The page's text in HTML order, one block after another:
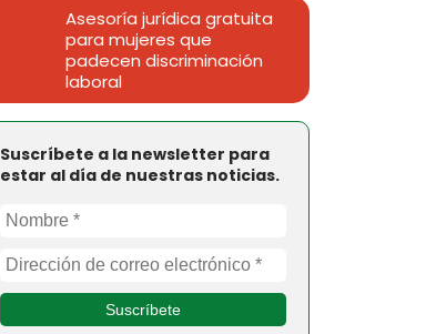
Asesoría jurídica gratuita
para mujeres que
padecen discriminación
laboral
Suscríbete a la newsletter para
estar al día de nuestras noticias.